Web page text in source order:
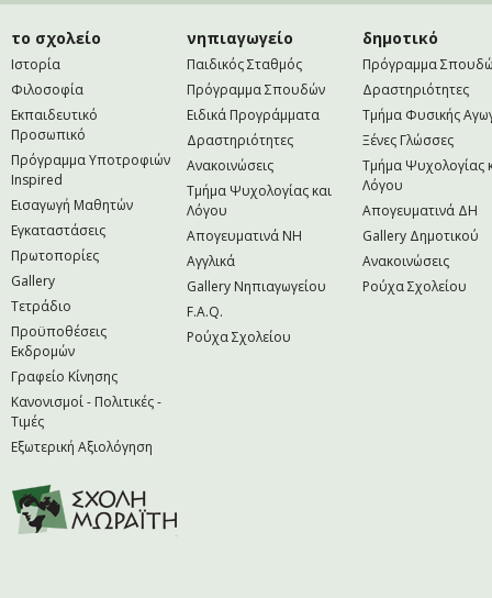
το σχολείο
Ιστορία
Φιλοσοφία
Εκπαιδευτικό
Προσωπικό
Πρόγραμμα Υποτροφιών
Inspired
Εισαγωγή Μαθητών
Εγκαταστάσεις
Πρωτοπορίες
Gallery
Τετράδιο
Προϋποθέσεις
Εκδρομών
Γραφείο Κίνησης
Κανονισμοί - Πολιτικές -
Τιμές
Εξωτερική Αξιολόγηση
νηπιαγωγείο
Παιδικός Σταθμός
Πρόγραμμα Σπουδών
Ειδικά Προγράμματα
Δραστηριότητες
Ανακοινώσεις
Τμήμα Ψυχολογίας και
Λόγου
Απογευματινά NH
Αγγλικά
Gallery Νηπιαγωγείου
F.A.Q.
Ρούχα Σχολείου
δημοτικό
Πρόγραμμα
Δραστηριότητες
Τμήμα Φυσικής
Ξένες Γλώσσες
Τμήμα Ψυχολογίας
Λόγου
Απογευματινά ΔΗ
Gallery Δημοτικού
Ανακοινώσεις
Ρούχα Σχολείου